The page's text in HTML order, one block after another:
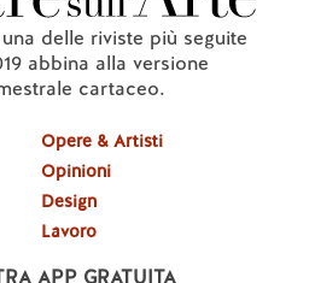
delle riviste più seguite
abbina alla versione
cartaceo.
Opere & Artisti
Opinioni
Design
Lavoro
APP GRATUITA